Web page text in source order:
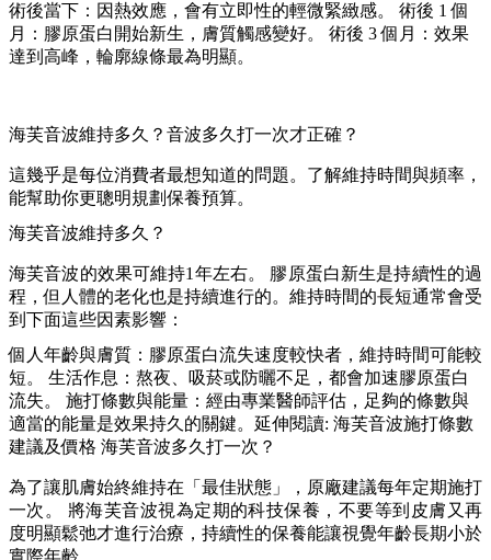
術後當下：因熱效應，會有立即性的輕微緊緻感。 術後 1 個
月：膠原蛋白開始新生，膚質觸感變好。 術後 3 個月：效果
達到高峰，輪廓線條最為明顯。
海芙音波維持多久？音波多久打一次才正確？
這幾乎是每位消費者最想知道的問題。了解維持時間與頻率，
能幫助你更聰明規劃保養預算。
海芙音波維持多久？
海芙音波的效果可維持1年左右。 膠原蛋白新生是持續性的過
程，但人體的老化也是持續進行的。維持時間的長短通常會受
到下面這些因素影響：
個人年齡與膚質：膠原蛋白流失速度較快者，維持時間可能較
短。 生活作息：熬夜、吸菸或防曬不足，都會加速膠原蛋白
流失。 施打條數與能量：經由專業醫師評估，足夠的條數與
適當的能量是效果持久的關鍵。延伸閱讀: 海芙音波施打條數
建議及價格 海芙音波多久打一次？
為了讓肌膚始終維持在「最佳狀態」，原廠建議每年定期施打
一次。 將海芙音波視為定期的科技保養，不要等到皮膚又再
度明顯鬆弛才進行治療，持續性的保養能讓視覺年齡長期小於